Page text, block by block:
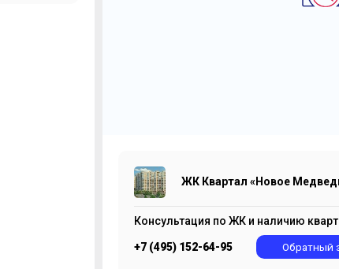
ЖК Квартал «Новое
Консультация по ЖК и наличию
+7 (495) 152-64-95 Обратный